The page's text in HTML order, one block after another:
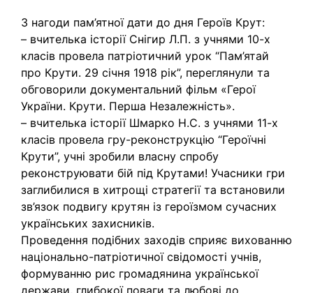
З нагоди пам’ятної дати до дня Героїв Крут:
– вчителька історії Снігир Л.П. з учнями 10-х
класів провела патріотичний урок “Пам’ятай
про Крути. 29 січня 1918 рік”, переглянули та
обговорили документальний фільм «Герої
України. Крути. Перша Незалежність».
– вчителька історії Шмарко Н.С. з учнями 11-х
класів провела гру-реконструкцію “Героїчні
Крути”, учні зробили власну спробу
реконструювати бій під Крутами! Учасники гри
заглибилися в хитрощі стратегії та встановили
зв’язок подвигу крутян із героїзмом сучасних
українських захисників.
Проведення подібних заходів сприяє вихованню
національно-патріотичної свідомості учнів,
формуванню рис громадянина української